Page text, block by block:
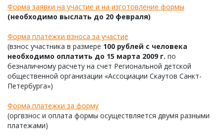
Форма заявки на участие и на изготовление формы
(необходимо выслать до 20 февраля)
Форма платежки взноса за участие
(взнос участника в размере 100 рублей с человека
необходимо оплатить до 15 марта 2009 г. по
безналичному расчету на счет Региональной детской
общественной организации «Ассоциации Скаутов Санкт-
Петербурга»)
Форма платежки за форму
(оргвзнос и оплата формы осуществляется двумя разными
платежами)